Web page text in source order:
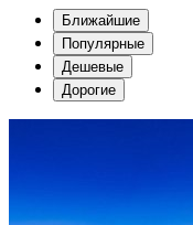
Ближайшие
Популярные
Дешевые
Дорогие